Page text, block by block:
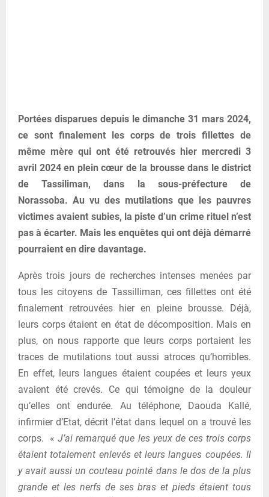
Portées disparues depuis le dimanche 31 mars 2024,
ce sont finalement les corps de trois fillettes de
même mère qui ont été retrouvés hier mercredi 3
avril 2024 en plein cœur de la brousse dans le district
de Tassiliman, dans la sous-préfecture de
Norassoba. Au vu des mutilations que les pauvres
victimes avaient subies, la piste d’un crime rituel n’est
pas à écarter. Mais les enquêtes qui ont déjà démarré
pourraient en dire davantage.
Après trois jours de recherches intenses menées par
tous les citoyens de Tassilliman, ces fillettes ont été
finalement retrouvées hier en pleine brousse. Déjà,
leurs corps étaient en état de décomposition. Mais en
plus, on nous rapporte que leurs corps portaient les
traces de mutilations tout aussi atroces qu’horribles.
En effet, leurs langues étaient coupées et leurs yeux
avaient été crevés. Ce qui témoigne de la douleur
qu’elles ont endurée. Au téléphone, Daouda Kallé,
infirmier d’Etat, décrit l’état dans lequel on a trouvé les
corps. «J’ai remarqué que les yeux de ces trois corps
étaient totalement enlevés et leurs langues coupées. Il
y avait aussi un couteau pointé dans le dos de la plus
grande et les nerfs de ses bras et pieds étaient tous